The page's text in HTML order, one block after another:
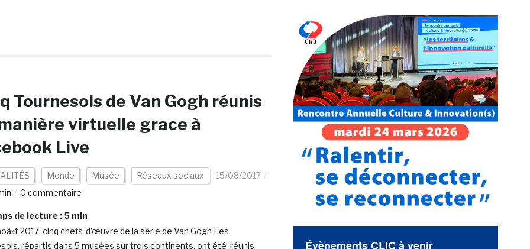
Tournesols de Van Gogh réunis
virtuelle grace à
Live
Monde Musée Réseaux sociaux
15/08/2017
0 commentaire
de lecture : 5 min
2017, cinq chefs-d’œuvre de la série de Van Gogh Les
répartis dans 5 musées sur trois continents, ont été réunis
Évènements CLIC à venir